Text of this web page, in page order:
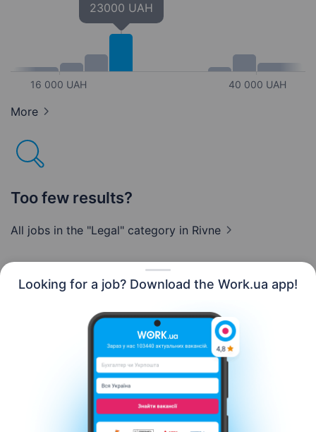
Looking for a job? Download the Work.ua app!
16 000 UAH
23000 UAH
40 000 UAH
More
Too few results?
All jobs in the "Legal" category in Rivne
Contact us About us Сareer